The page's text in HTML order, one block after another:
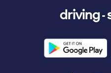
driving